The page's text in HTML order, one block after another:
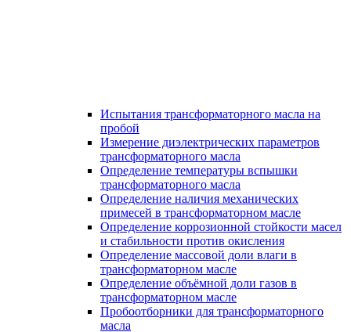
Испытания трансформаторного масла на
пробой
Измерение диэлектрических параметров
трансформаторного масла
Определение температуры вспышки
трансформаторного масла
Определение наличия механических
примесей в трансформаторном масле
Определение коррозионной стойкости масел
и стабильности против окисления
Определение массовой доли влаги в
трансформаторном масле
Определение объёмной доли газов в
трансформаторном масле
Пробоотборники для трансформаторного
масла